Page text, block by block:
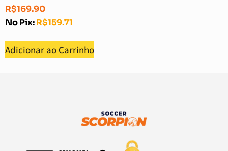
R$169.90
No Pix:R$159.71
Adicionar ao Carrinho